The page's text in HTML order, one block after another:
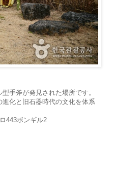
手斧が発見された場所です。
化と旧石器時代の文化を体系
443ボンギル2